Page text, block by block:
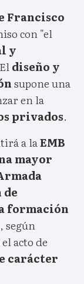
Francisco
con "el
y
diseño y
supone una
en la
privados.
a laEMB
mayor
formación
, según
acto de
carácter